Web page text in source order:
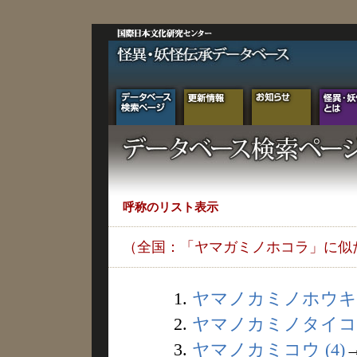
呼称のリスト表示
（全国：「ヤマガミノホコラ」に
1. ヤマノカミノホウ
2. ヤマノカミノタイ
3. ヤマノカミコウ (4)